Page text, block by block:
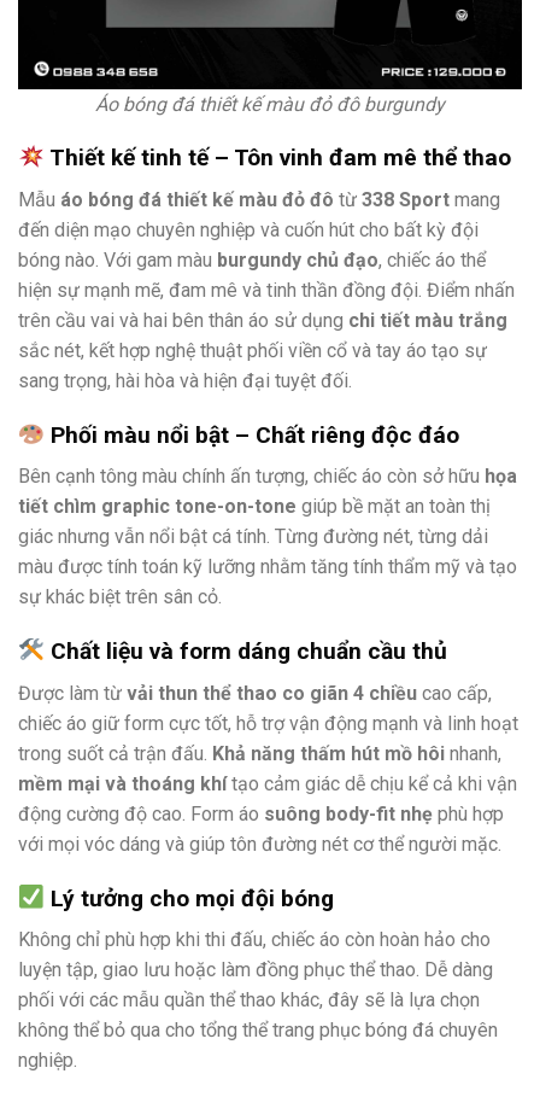
Áo bóng đá thiết kế màu đỏ đô burgundy
Thiết kế tinh tế – Tôn vinh đam mê thể thao
Mẫu áo bóng đá thiết kế màu đỏ đô từ 338 Sport mang
đến diện mạo chuyên nghiệp và cuốn hút cho bất kỳ đội
bóng nào. Với gam màu burgundy chủ đạo, chiếc áo thể
hiện sự mạnh mẽ, đam mê và tinh thần đồng đội. Điểm nhấn
trên cầu vai và hai bên thân áo sử dụng chi tiết màu trắng
sắc nét, kết hợp nghệ thuật phối viền cổ và tay áo tạo sự
sang trọng, hài hòa và hiện đại tuyệt đối.
Phối màu nổi bật – Chất riêng độc đáo
Bên cạnh tông màu chính ấn tượng, chiếc áo còn sở hữu họa
tiết chìm graphic tone-on-tone giúp bề mặt an toàn thị
giác nhưng vẫn nổi bật cá tính. Từng đường nét, từng dải
màu được tính toán kỹ lưỡng nhằm tăng tính thẩm mỹ và tạo
sự khác biệt trên sân cỏ.
Chất liệu và form dáng chuẩn cầu thủ
Được làm từ vải thun thể thao co giãn 4 chiều cao cấp,
chiếc áo giữ form cực tốt, hỗ trợ vận động mạnh và linh hoạt
trong suốt cả trận đấu. Khả năng thấm hút mồ hôi nhanh,
mềm mại và thoáng khítạo cảm giác dễ chịu kể cả khi vận
động cường độ cao. Form áo suông body-fit nhẹ phù hợp
với mọi vóc dáng và giúp tôn đường nét cơ thể người mặc.
Lý tưởng cho mọi đội bóng
Không chỉ phù hợp khi thi đấu, chiếc áo còn hoàn hảo cho
luyện tập, giao lưu hoặc làm đồng phục thể thao. Dễ dàng
phối với các mẫu quần thể thao khác, đây sẽ là lựa chọn
không thể bỏ qua cho tổng thể trang phục bóng đá chuyên
nghiệp.